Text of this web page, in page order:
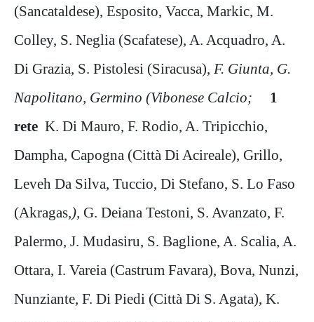
(Sancataldese), Esposito, Vacca, Markic, M.
Colley, S. Neglia (Scafatese), A. Acquadro, A.
Di Grazia, S. Pistolesi (Siracusa), F. Giunta, G.
Napolitano, Germino (Vibonese Calcio; 1
rete K. Di Mauro, F. Rodio, A. Tripicchio,
Dampha, Capogna (Città Di Acireale), Grillo,
Leveh Da Silva, Tuccio, Di Stefano, S. Lo Faso
(Akragas ,), G. Deiana Testoni, S. Avanzato, F.
Palermo, J. Mudasiru, S. Baglione, A. Scalia, A.
Ottara, I. Vareia (Castrum Favara), Bova, Nunzi,
Nunziante, F. Di Piedi (Città Di S. Agata), K.